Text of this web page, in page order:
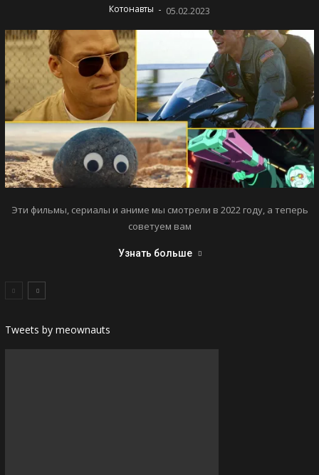
Котонавты - 05.02.2023
Эти фильмы, сериалы и аниме мы смотрели в 2022 году, а теперь
советуем вам
Узнать больше
Tweets by meownauts